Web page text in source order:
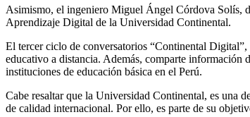
Asimismo, el ingeniero Miguel Ángel Córdova Solís,
Aprendizaje Digital de la Universidad Continental.
El tercer ciclo de conversatorios “Continental
educativo a distancia. Además, comparte información
instituciones de educación básica en el Perú.
Cabe resaltar que la Universidad Continental, es una
de calidad internacional. Por ello, es parte de su